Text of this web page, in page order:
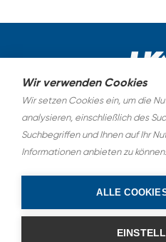
Wir verwenden Cookies
Wir setzen Cookies ein, um die
analysieren, einschließlich des
Suchbegriffen und Ihnen auf Ihr
Informationen anbieten zu können.
ALLE